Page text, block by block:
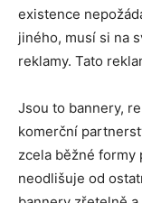
existence
jiného, musí si na
reklamy. Tato
Jsou to bannery,
komerční
zcela běžné formy
neodlišuje od